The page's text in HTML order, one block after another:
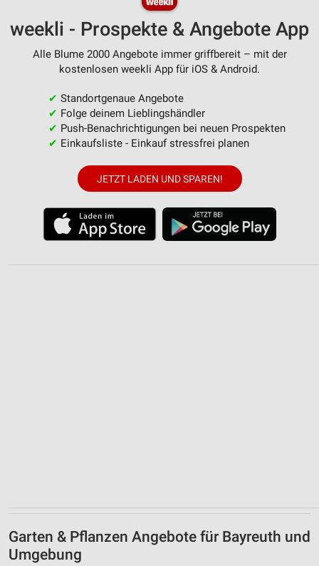
weekli - Prospekte & Angebote App
Alle Blume 2000 Angebote immer griffbereit – mit der
kostenlosen weekli App für iOS & Android.
✔ Standortgenaue Angebote
✔ Folge deinem Lieblingshändler
✔ Push-Benachrichtigungen bei neuen Prospekten
✔ Einkaufsliste - Einkauf stressfrei planen
JETZT LADEN UND SPAREN!
Garten & Pflanzen Angebote für Bayreuth und
Umgebung